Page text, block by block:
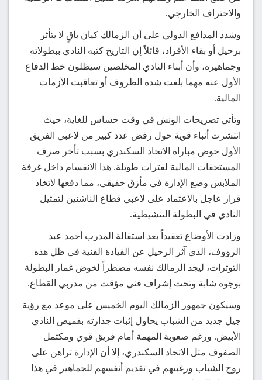
والاحتراف الخارجي.
وشدد المدافع الدولي على أن الزمالك كيان باقٍ لا يتأثر
برحيل أو بقاء الأفراد، قائلاً إن التاريخ كتبه النادي ببطولاته
وجماهيره، وأن أبناء النادي المخلصين سيظلون خط الدفاع
الأول عنه مهما بلغت شدة الظروف أو تعاقبت الأزمات
المالية.
وتأتي تصريحات الونش في وقت حساس للغاية، حيث
انتشرت أنباء قوية حول رفض عدد كبير من لاعبي الفريق
الأول خوض مباراة الاتحاد السكندري بسبب تأخر صرف
المستحقات المالية لفترات طويلة. هذا الانقسام داخل غرفة
الملابس وضع الإدارة في مأزق حقيقي، مما دفعها لاتخاذ
قرار عاجل بالاعتماد على لاعبي قطاع الناشئين لتمثيل
النادي في البطولة التنشيطية.
وزادت الأوضاع تعقيداً بعد استقالة المدرب أحمد عبد
الرؤوف، الذي آثر الرحيل عن القيادة الفنية في ظل هذه
التوترات، ليجد الزمالك نفسه مضطراً لخوض غمار البطولة
بوجوه شابة وتحت إشراف فني مؤقت من مدربي القطاع.
وسيكون جمهور الزمالك اليوم الخميس على موعد مع رؤية
جيل جديد من الشباب يحاول إثبات جدارته بقميص النادي
الأبيض. ورغم صعوبة المهمة أمام فريق قوي ومكتمل
الصفوف مثل الاتحاد السكندري، إلا أن الإدارة تراهن على
روح الشباب ورغبتهم في تقديم أنفسهم للجماهير في هذا